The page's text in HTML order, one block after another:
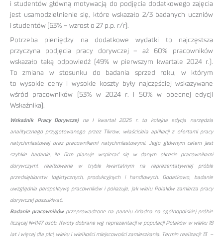
i studentów główną motywacją do podjęcia dodatkowego zajęcia
jest usamodzielnienie się, które wskazało 2/3 badanych uczniów
i studentów (63% – wzrost o 27 p.p. r/r).
Potrzeba pieniędzy na dodatkowe wydatki to najczęstsza
przyczyna podjęcia pracy dorywczej – aż 60% pracowników
wskazało taką odpowiedź (49% w pierwszym kwartale 2024 r.).
To zmiana w stosunku do badania sprzed roku, w którym
to wysokie ceny i wysokie koszty były najczęściej wskazywane
wśród pracowników (53% w 2024 r. i 50% w obecnej edycji
Wskaźnika).
Wskaźnik Pracy Dorywczejna I kwartał 2025 r. to kolejna edycja narzędzia
analitycznego przygotowanego przez Tikrow, właściciela aplikacji z ofertami pracy
natychmiastowej oraz pracownikami natychmiastowymi. Jego głównym celem jest
szybkie badanie, ile firm planuje wspierać się w danym okresie pracownikami
dorywczymi, realizowane w trybie kwartalnym na reprezentatywnej próbie
przedsiębiorstw logistycznych, produkcyjnych i handlowych. Dodatkowo, badanie
uwzględnia perspektywę pracowników i pokazuje, jak wielu Polaków zamierza pracy
dorywczej poszukiwać.
Badanie pracownikówprzeprowadzone na panelu Ariadna na ogólnopolskiej próbie
liczącej N=1147 osób. Kwoty dobrane wg reprezentacji w populacji Polaków w wieku 18
lat i więcej dla płci, wieku i wielkości miejscowości zamieszkania. Termin realizacji: 13 –